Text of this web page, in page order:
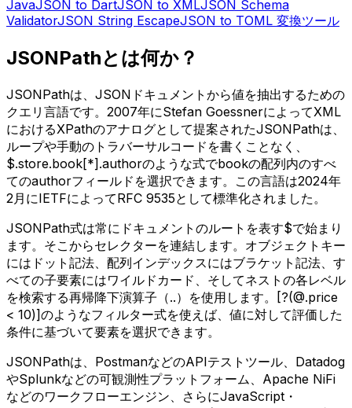
JavaJSON to DartJSON to XMLJSON Schema
ValidatorJSON String EscapeJSON to TOML 変換ツール
JSONPathとは何か？
JSONPathは、JSONドキュメントから値を抽出するための
クエリ言語です。2007年にStefan GoessnerによってXML
におけるXPathのアナログとして提案されたJSONPathは、
ループや手動のトラバーサルコードを書くことなく、
$.store.book[*].authorのような式でbookの配列内のすべ
てのauthorフィールドを選択できます。この言語は2024年
2月にIETFによってRFC 9535として標準化されました。
JSONPath式は常にドキュメントのルートを表す$で始まり
ます。そこからセレクターを連結します。オブジェクトキー
にはドット記法、配列インデックスにはブラケット記法、す
べての子要素にはワイルドカード、そしてネストの各レベル
を検索する再帰降下演算子（..）を使用します。[?(@.price
< 10)]のようなフィルター式を使えば、値に対して評価した
条件に基づいて要素を選択できます。
JSONPathは、PostmanなどのAPIテストツール、Datadog
やSplunkなどの可観測性プラットフォーム、Apache NiFi
などのワークフローエンジン、さらにJavaScript・